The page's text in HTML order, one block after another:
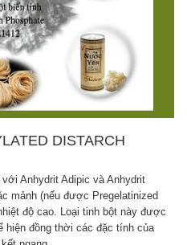
DISTARCH
Anhydrit Adipic và Anhydrit
mảnh (nếu được Pregelatinized
độ cao. Loại tinh bột này được
hiện đồng thời các đặc tính của